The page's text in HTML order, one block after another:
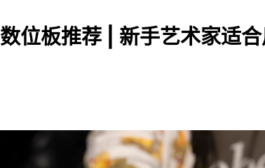
数位板推荐 | 新手艺术家适